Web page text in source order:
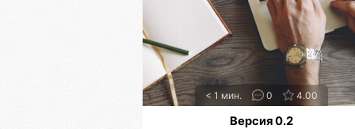
< 1 мин. 0 4.00
Версия 0.2